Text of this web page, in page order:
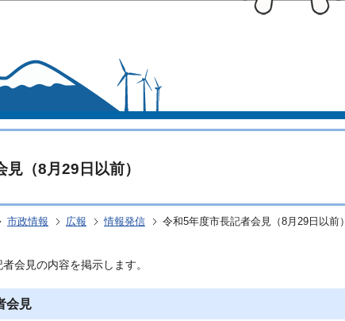
（8月29日以前）
市政情報 広報 情報発信 令和5年度市長記者会見（8月29日以前）
会見の内容を掲示します。
会見